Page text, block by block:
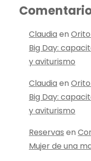
Claudia en
Big Day:
y aviturismo
Claudia en
Big Day:
y aviturismo
Reservas en
Mujer de una